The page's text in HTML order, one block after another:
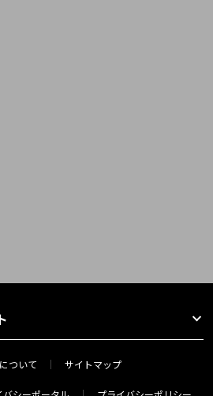
ついて サイトマップ